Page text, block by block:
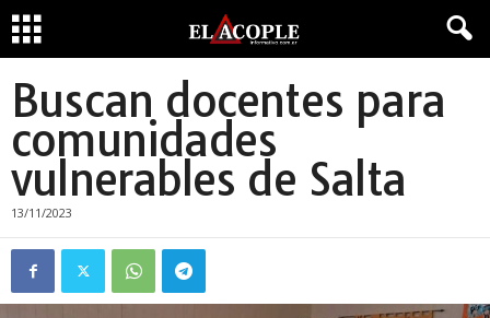
Buscan docentes para
comunidades
vulnerables de Salta
13/11/2023